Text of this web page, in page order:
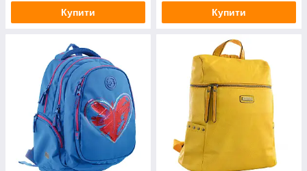
Купити Купити